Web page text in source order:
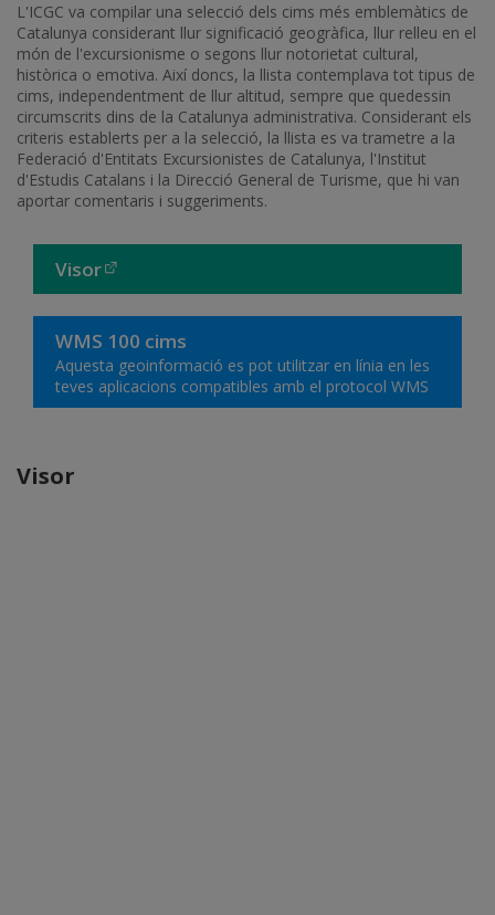
L'ICGC va compilar una selecció dels cims més emblemàtics de
Catalunya considerant llur significació geogràfica, llur relleu en el
món de l'excursionisme o segons llur notorietat cultural,
històrica o emotiva. Així doncs, la llista contemplava tot tipus de
cims, independentment de llur altitud, sempre que quedessin
circumscrits dins de la Catalunya administrativa. Considerant els
criteris establerts per a la selecció, la llista es va trametre a la
Federació d'Entitats Excursionistes de Catalunya, l'Institut
d'Estudis Catalans i la Direcció General de Turisme, que hi van
aportar comentaris i suggeriments.
Visor
WMS 100 cims
Aquesta geoinformació es pot utilitzar en línia en les
teves aplicacions compatibles amb el protocol WMS
Visor